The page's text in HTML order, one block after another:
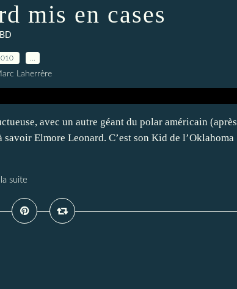
mis en cases
BD
Laherrère
avec un autre géant du polar américain (après
Elmore Leonard. C’est son Kid de l’Oklahoma
suite